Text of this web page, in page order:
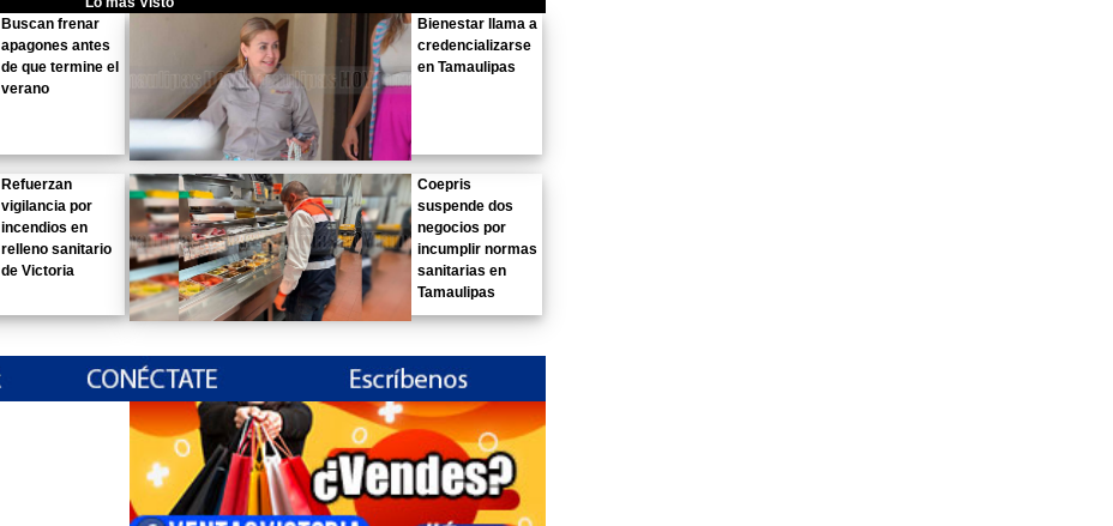
Buscan frenar
apagones antes
de que termine el
verano
Bienestar llama a
credencializarse
en Tamaulipas
Refuerzan
vigilancia por
incendios en
relleno sanitario
de Victoria
Coepris
suspende dos
negocios por
incumplir normas
sanitarias en
Tamaulipas